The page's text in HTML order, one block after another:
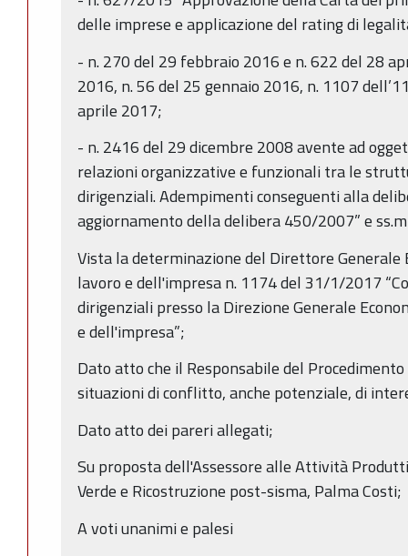
delle imprese e applicazione del rating di
- n. 270 del 29 febbraio 2016 e n. 622 del 28
2016, n. 56 del 25 gennaio 2016, n. 1107
aprile 2017;
- n. 2416 del 29 dicembre 2008 avente ad
relazioni organizzative e funzionali tra le
dirigenziali. Adempimenti conseguenti alla
aggiornamento della delibera 450/2007” e
Vista la determinazione del Direttore Generale
lavoro e dell'impresa n. 1174 del 31/1/2017
dirigenziali presso la Direzione Generale
e dell'impresa”;
Dato atto che il Responsabile del
situazioni di conflitto, anche potenziale, di
Dato atto dei pareri allegati;
Su proposta dell'Assessore alle Attività
Verde e Ricostruzione post-sisma, Palma Costi;
A voti unanimi e palesi